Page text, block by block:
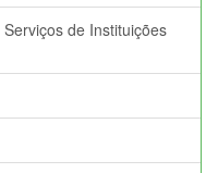
de Instituições